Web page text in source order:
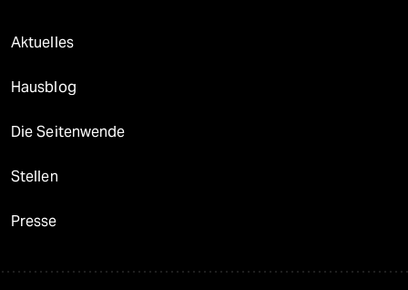
Aktuelles
Hausblog
Die Seitenwende
Stellen
Presse